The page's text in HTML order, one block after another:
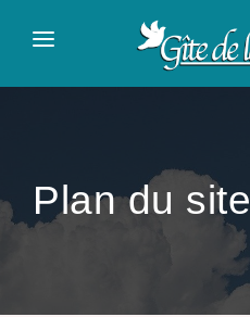
ACCUEIL
À VISITER
Plan du site